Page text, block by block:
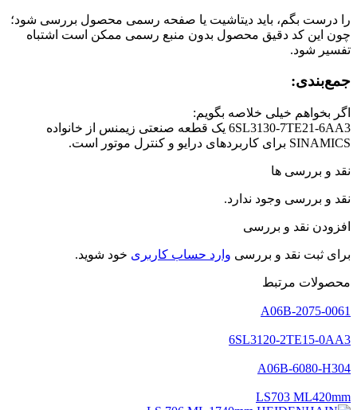
را درست بگم، باید دیتاشیت یا صفحه رسمی محصول بررسی شود؛
چون این کد دقیق محصول بدون منبع رسمی ممکن است اشتباه
تفسیر شود.
جمع‌بندی:
اگر بخواهم خیلی خلاصه بگویم:
6SL3130-7TE21-6AA3 یک قطعه صنعتی زیمنس از خانواده
SINAMICS برای کاربردهای درایو و کنترل موتور است.
نقد و بررسی ها
نقد و بررسی وجود ندارد.
افزودن نقد و بررسی
برای ثبت نقد و بررسی وارد حساب کاربری خود شوید.
محصولات مرتبط
A06B-2075-0061
6SL3120-2TE15-0AA3
A06B-6080-H304
LS703 ML420mm